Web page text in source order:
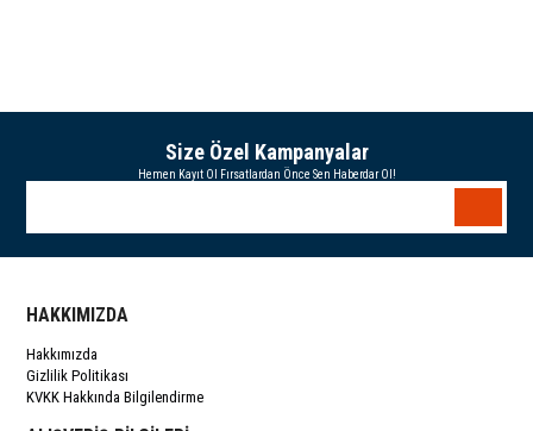
Size Özel Kampanyalar
Hemen Kayıt Ol Fırsatlardan Önce Sen Haberdar Ol!
HAKKIMIZDA
Hakkımızda
Gizlilik Politikası
KVKK Hakkında Bilgilendirme